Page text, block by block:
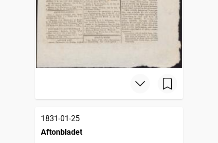
1831-01-25
Aftonbladet